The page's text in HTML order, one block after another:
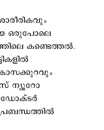
ഒരുപോലെ
കണ്ടെത്തൽ.
ന്യൂറോ
ഡോക്ടർ